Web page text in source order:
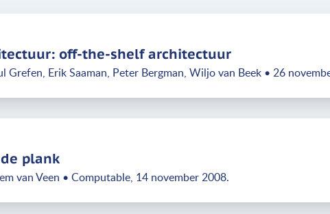
off-the-shelf architectuur
Grefen, Erik Saaman, Peter Bergman, Wiljo van Beek • 26
plank
van Veen • Computable, 14 november 2008.